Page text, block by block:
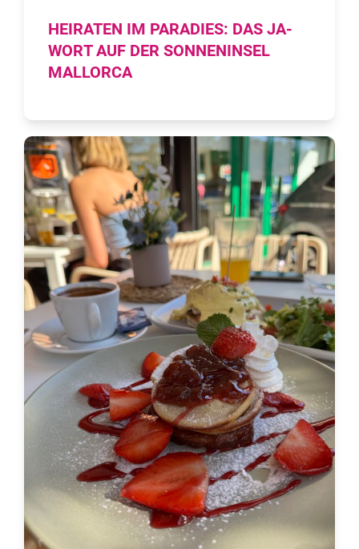
HEIRATEN IM PARADIES: DAS JA-
WORT AUF DER SONNENINSEL
MALLORCA